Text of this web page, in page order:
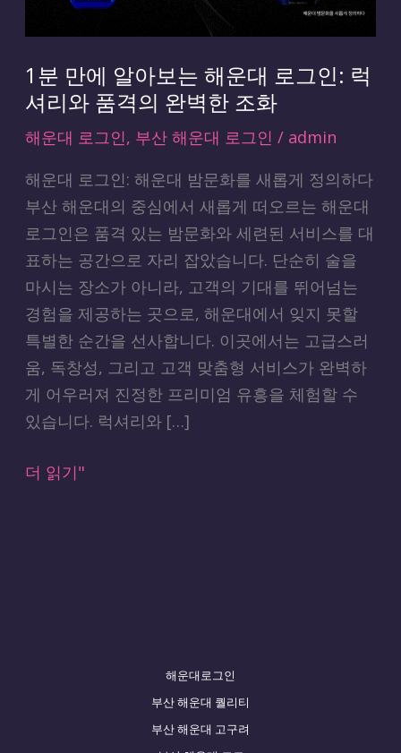
1분 만에 알아보는 해운대 로그인: 럭
셔리와 품격의 완벽한 조화
해운대 로그인, 부산 해운대 로그인 / admin
해운대 로그인: 해운대 밤문화를 새롭게 정의하다
부산 해운대의 중심에서 새롭게 떠오르는 해운대
로그인은 품격 있는 밤문화와 세련된 서비스를 대
표하는 공간으로 자리 잡았습니다. 단순히 술을
마시는 장소가 아니라, 고객의 기대를 뛰어넘는
경험을 제공하는 곳으로, 해운대에서 잊지 못할
특별한 순간을 선사합니다. 이곳에서는 고급스러
움, 독창성, 그리고 고객 맞춤형 서비스가 완벽하
게 어우러져 진정한 프리미엄 유흥을 체험할 수
있습니다. 럭셔리와 […]
는
해
운
로
그
인:
럭
셔
리
와
품
격
의
완
한
더 읽기"
해운대로그인
부산 해운대 퀄리티
부산 해운대 고구려